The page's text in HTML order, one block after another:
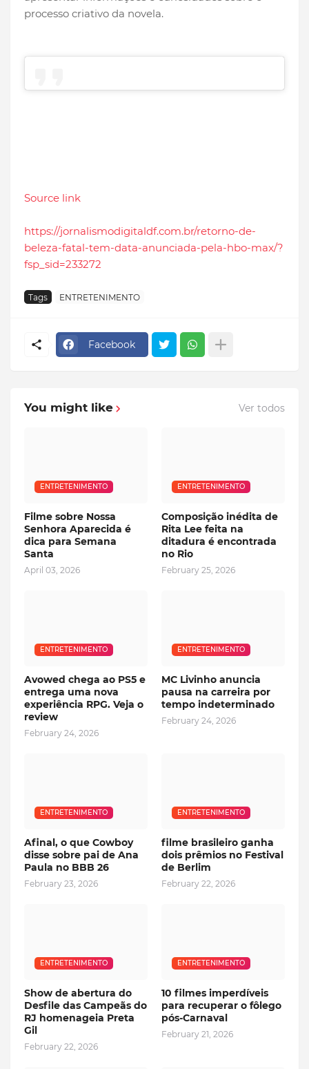
processo criativo da novela.
Source link
https://jornalismodigitaldf.com.br/retorno-de-
beleza-fatal-tem-data-anunciada-pela-hbo-max/?
fsp_sid=233272
Tags ENTRETENIMENTO
Facebook
You might like Ver todos
ENTRETENIMENTO
Filme sobre Nossa
Senhora Aparecida é
dica para Semana
Santa
April 03, 2026
ENTRETENIMENTO
Composição inédita de
Rita Lee feita na
ditadura é encontrada
no Rio
February 25, 2026
ENTRETENIMENTO
Avowed chega ao PS5 e
entrega uma nova
experiência RPG. Veja o
review
February 24, 2026
ENTRETENIMENTO
MC Livinho anuncia
pausa na carreira por
tempo indeterminado
February 24, 2026
ENTRETENIMENTO
Afinal, o que Cowboy
disse sobre pai de Ana
Paula no BBB 26
February 23, 2026
ENTRETENIMENTO
filme brasileiro ganha
dois prêmios no Festival
de Berlim
February 22, 2026
ENTRETENIMENTO
Show de abertura do
Desfile das Campeãs do
RJ homenageia Preta
Gil
February 22, 2026
ENTRETENIMENTO
10 filmes imperdíveis
para recuperar o fôlego
pós-Carnaval
February 21, 2026